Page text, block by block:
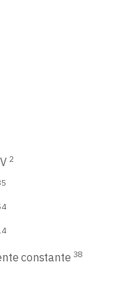
2
constante 38